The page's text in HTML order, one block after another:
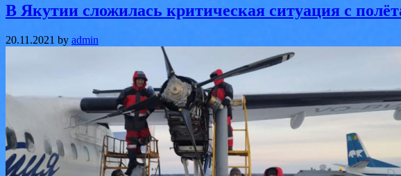
В Якутии сложилась критическая ситуация с
20.11.2021 by admin